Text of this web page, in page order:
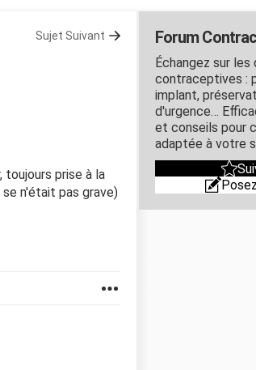
Sujet Suivant
toujours prise à la
se n'était pas grave)
Forum
Échangez sur
contraceptives :
implant,
d'urgence…
et conseils pour
adaptée à votre